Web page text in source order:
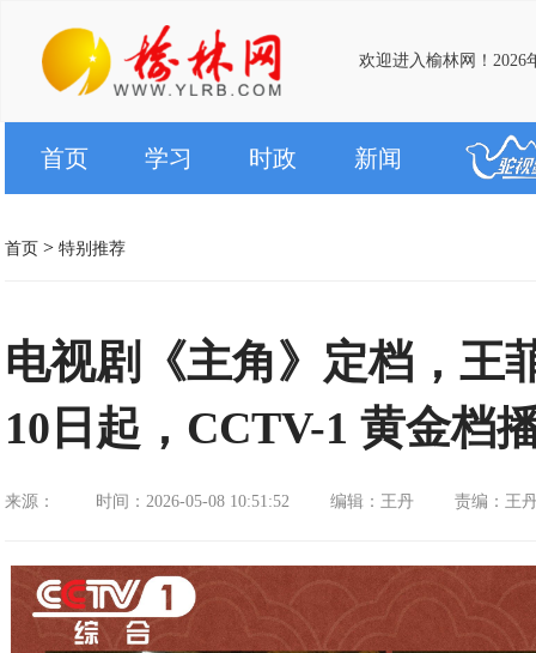
欢迎进入榆林网！2026
首页 学习 时政 新闻
首页 > 特别推荐
电视剧《主角》定档，王
10日起，CCTV-1 黄金档
来源： 时间：2026-05-08 10:51:52 编辑：王丹 责编：王